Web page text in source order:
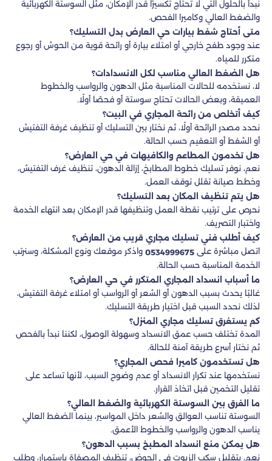
نبدأ بالحلول التي لا تحتاج تكسيرًا قدر الإمكان، مثل السوستة الكهربائية
والضغط العالي وكاميرا الفحص.
متى أحتاج شفط بيارات حي العارض بدل التسليك؟
عند وجود طفح خارجي أو امتلاء بيارة أو رائحة قوية من الحوش أو رجوع
متكرر للمياه.
هل الضغط العالي مناسب لكل الانسدادات؟
لا، نستخدمه للحالات المناسبة مثل الدهون والرواسب والخطوط
العميقة، وبعض الحالات تحتاج سوستة أو فحصًا أولًا.
كيف أتخلص من رائحة المجاري في البيت؟
نحدد مصدر الرائحة أولًا، ثم نختار بين التسليك أو تنظيف غرفة التفتيش
أو الشفط أو التعقيم حسب الحالة.
هل تخدمون المطاعم والكافيهات في حي العارض؟
نعم، نوفر تسليك خطوط المطابخ، إزالة الدهون، تنظيف غرف التفتيش،
وخطط صيانة تقلل توقف العمل.
هل يتم تنظيف المكان بعد التسليك؟
نحرص على ترتيب نقطة العمل وتنظيفها قدر الإمكان بعد انتهاء الخدمة
واختبار التصريف.
كيف أطلب فني تسليك مجاري قريب من العارض؟
اتصل مباشرة على 0534999675 واذكر موقعك ونوع المشكلة، وسنرتب
الخدمة المناسبة حسب الحالة.
ما أسباب انسداد المجاري المتكرر في حي العارض؟
غالبًا يحدث بسبب الدهون أو الشعر أو الرواسب أو امتلاء غرفة التفتيش،
لذلك نحدد السبب قبل اختيار طريقة التسليك.
كم يستغرق تسليك مجاري المنزل؟
المدة تختلف حسب عمق الانسداد وسهولة الوصول، لكننا نبدأ بالفحص
ثم نختار أسرع طريقة آمنة للحالة.
هل تستخدمون كاميرا فحص المجاري؟
نستخدمها عند تكرار الانسداد أو عدم وضوح السبب، لأنها تساعد على
تقليل التخمين قبل اتخاذ القرار.
ما الفرق بين السوستة الكهربائية والضغط العالي؟
السوستة تناسب العوالق والشعر داخل المواسير، بينما الضغط العالي
يناسب الدهون والرواسب والخطوط الأعمق.
هل يمكن منع انسداد المطبخ بسبب الدهون؟
نعم، بتقليل سكب الزيوت في الحوض، تنظيف المصفاة باستمرار، وطلب